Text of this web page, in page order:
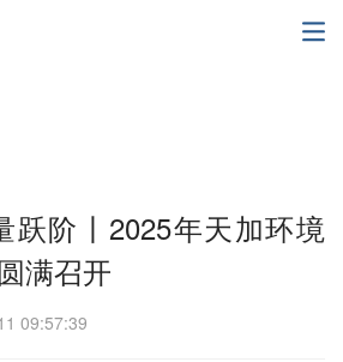
跃阶丨2025年天加环境
满召开
09:57:39